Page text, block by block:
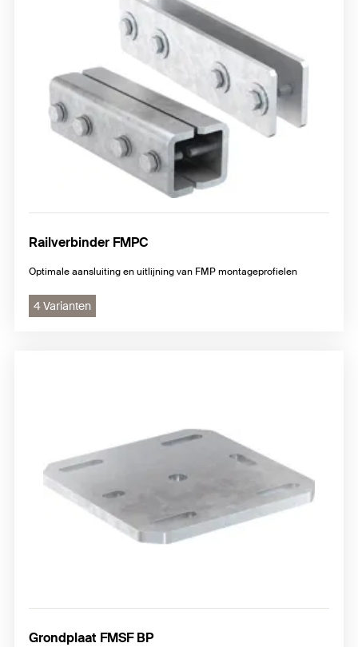
Railverbinder FMPC
Optimale aansluiting en uitlijning van FMP montageprofielen
4 Varianten
Grondplaat FMSF BP